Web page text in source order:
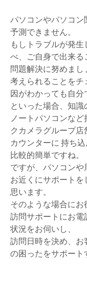
パソコンやパソコ
予測できません。
もしトラブルが発
べ、ご自身で出来る
問題解決に努めまし
考えられることを
因がわかっても自分
といった場合、知識
ノートパソコンな
クカメラグループ
カウンターに 持ち
比較的簡単ですね。
ですが、パソコンや
お近くにサポート
思います。
そのような場合にお
訪問サポートにお
状況をお伺いし、
訪問日時を決め、
の困ったをサポート